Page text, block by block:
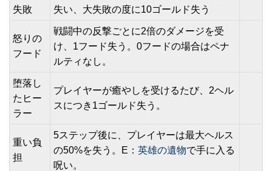
失敗
失い、大失敗の度に10ゴールド失う
怒りの
フード
戦闘中の反撃ごとに2倍のダメージを受
け、1フード失う。0フードの場合はペナ
ルティなし。
堕落し
たヒー
ラー
プレイヤーが癒やしを受けるたび、2ヘル
スにつき1ゴールド失う。
重い負
担
5ステップ後に、プレイヤーは最大ヘルス
の50%を失う。E： 英雄の遺物で手に入る
呪い。